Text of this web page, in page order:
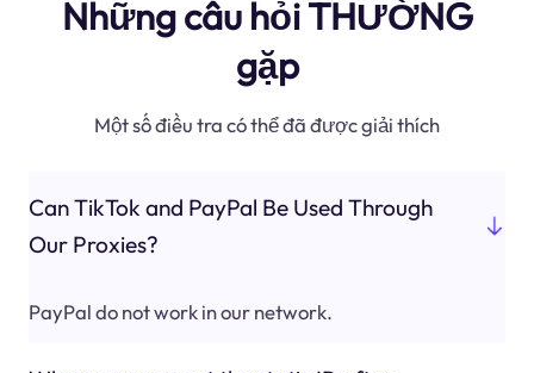
Những câu hỏi THƯỜNG
gặp
Một số điều tra có thể đã được giải thích
Can TikTok and PayPal Be Used Through
Our Proxies?
PayPal do not work in our network.